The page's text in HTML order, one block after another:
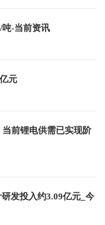
吨-当前资讯
元
前锂电供需已实现阶
发投入约3.09亿元_今